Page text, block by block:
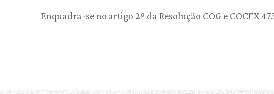
Enquadra-se no artigo 2º da Resolução COG e COCEX